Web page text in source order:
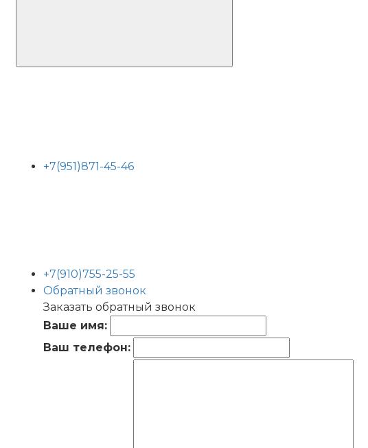
+7(951)871-45-46
+7(910)755-25-55
Обратный звонок
Заказать обратный звонок
Ваше имя:
Ваш телефон: